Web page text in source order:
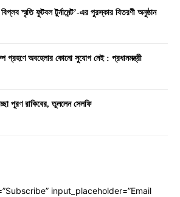
স্মৃতি ফুটবল টুর্নামেন্ট’-এর পুরস্কার বিতরণী অনুষ্ঠান
গ্রহণে অবহেলার কোনো সুযোগ নেই : প্রধানমন্ত্রী
পূরণ রাকিবের, তুললেন সেলফি
input_placeholder=”Email